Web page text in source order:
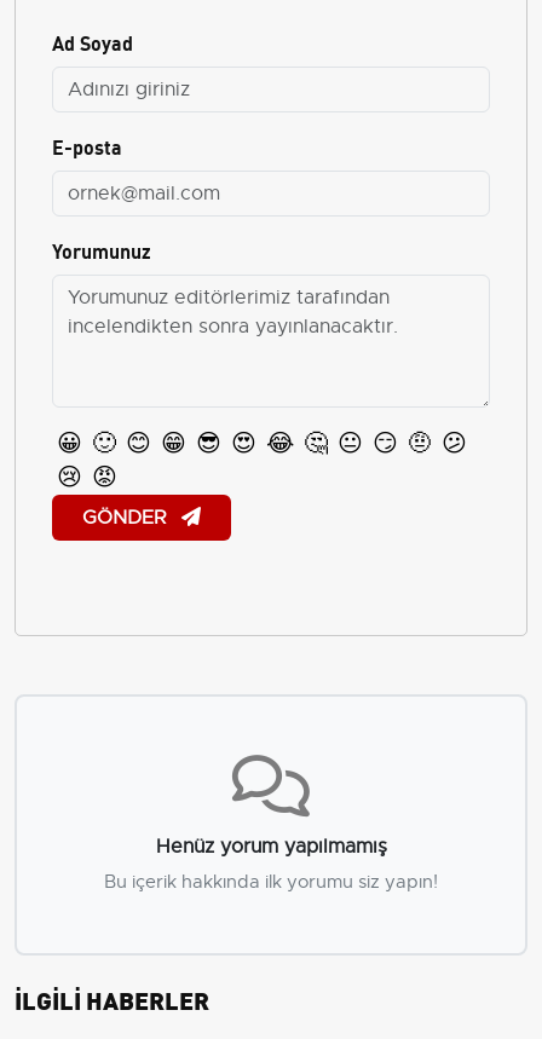
Ad Soyad
E-posta
Yorumunuz
😀 🙂 😊 😁 😎 😍 😂 🤔 😐 😏 🤨 😕
😢 😡
GÖNDER
Henüz yorum yapılmamış
Bu içerik hakkında ilk yorumu siz yapın!
İLGİLİ HABERLER